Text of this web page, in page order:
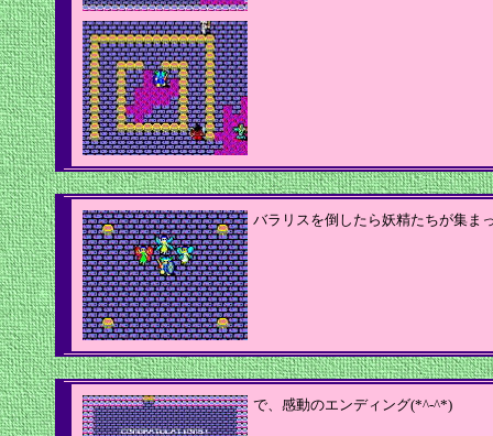
バラリスを倒したら妖精たちが集ま
で、感動のエンディング(*^-^*)